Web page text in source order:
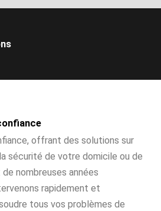
offrant des solutions sur
sécurité de votre domicile ou de
nombreuses années
rapidement et
tous vos problèmes de